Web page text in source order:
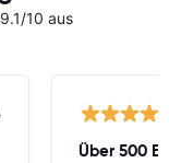
10 aus
Über 500